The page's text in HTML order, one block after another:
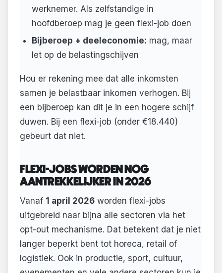
werknemer. Als zelfstandige in
hoofdberoep mag je geen flexi-job doen
Bijberoep + deeleconomie: mag, maar
let op de belastingschijven
Hou er rekening mee dat alle inkomsten
samen je belastbaar inkomen verhogen. Bij
een bijberoep kan dit je in een hogere schijf
duwen. Bij een flexi-job (onder €18.440)
gebeurt dat niet.
FLEXI-JOBS WORDEN NOG
AANTREKKELIJKER IN 2026
Vanaf 1 april 2026 worden flexi-jobs
uitgebreid naar bijna alle sectoren via het
opt-out mechanisme. Dat betekent dat je niet
langer beperkt bent tot horeca, retail of
logistiek. Ook in productie, sport, cultuur,